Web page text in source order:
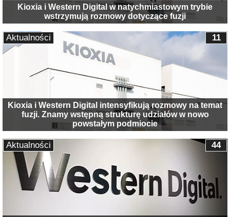
Kioxia i Western Digital w natychmiastowym trybie
wstrzymują rozmowy dotyczące fuzji
Kioxia i Western Digital intensyfikują rozmowy na temat
fuzji. Znamy wstępną strukturę udziałów w nowo
powstałym podmiocie
11
Aktualności
44
Aktualności